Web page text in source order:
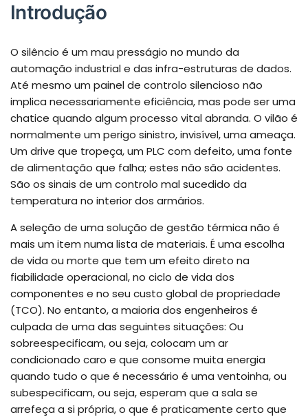
Introdução
O silêncio é um mau presságio no mundo da
automação industrial e das infra-estruturas de dados.
Até mesmo um painel de controlo silencioso não
implica necessariamente eficiência, mas pode ser uma
chatice quando algum processo vital abranda. O vilão é
normalmente um perigo sinistro, invisível, uma ameaça.
Um drive que tropeça, um PLC com defeito, uma fonte
de alimentação que falha; estes não são acidentes.
São os sinais de um controlo mal sucedido da
temperatura no interior dos armários.
A seleção de uma solução de gestão térmica não é
mais um item numa lista de materiais. É uma escolha
de vida ou morte que tem um efeito direto na
fiabilidade operacional, no ciclo de vida dos
componentes e no seu custo global de propriedade
(TCO). No entanto, a maioria dos engenheiros é
culpada de uma das seguintes situações: Ou
sobreespecificam, ou seja, colocam um ar
condicionado caro e que consome muita energia
quando tudo o que é necessário é uma ventoinha, ou
subespecificam, ou seja, esperam que a sala se
arrefeça a si própria, o que é praticamente certo que